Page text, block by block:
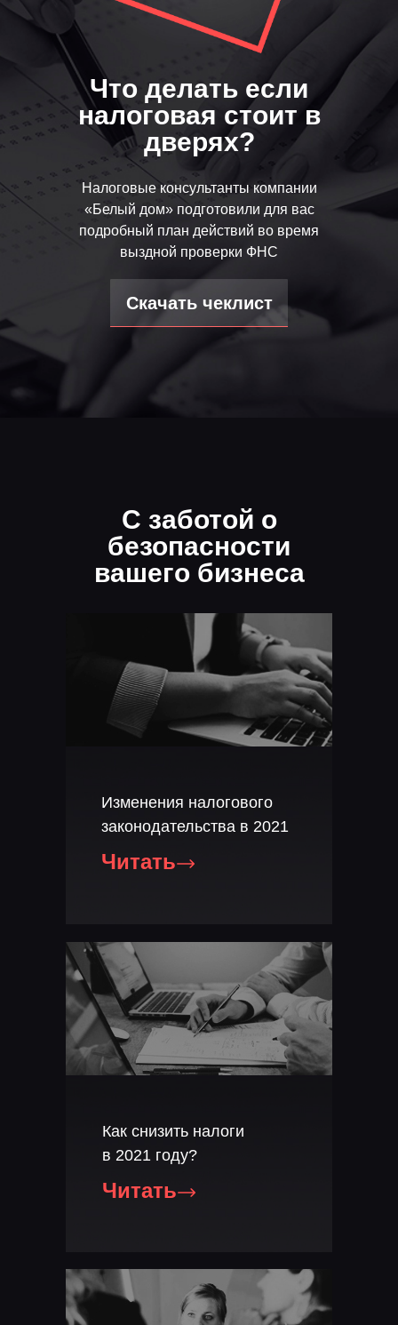
Скачать чеклист
Что делать если
налоговая стоит в
дверях?
Налоговые консультанты компании
«Белый дом» подготовили для вас
подробный план действий во время
выздной проверки ФНС
Как снизить налоги
в 2021 году?
Изменения налогового
законодательства в 2021
Читать
Читать
С заботой о
безопасности
вашего бизнеса